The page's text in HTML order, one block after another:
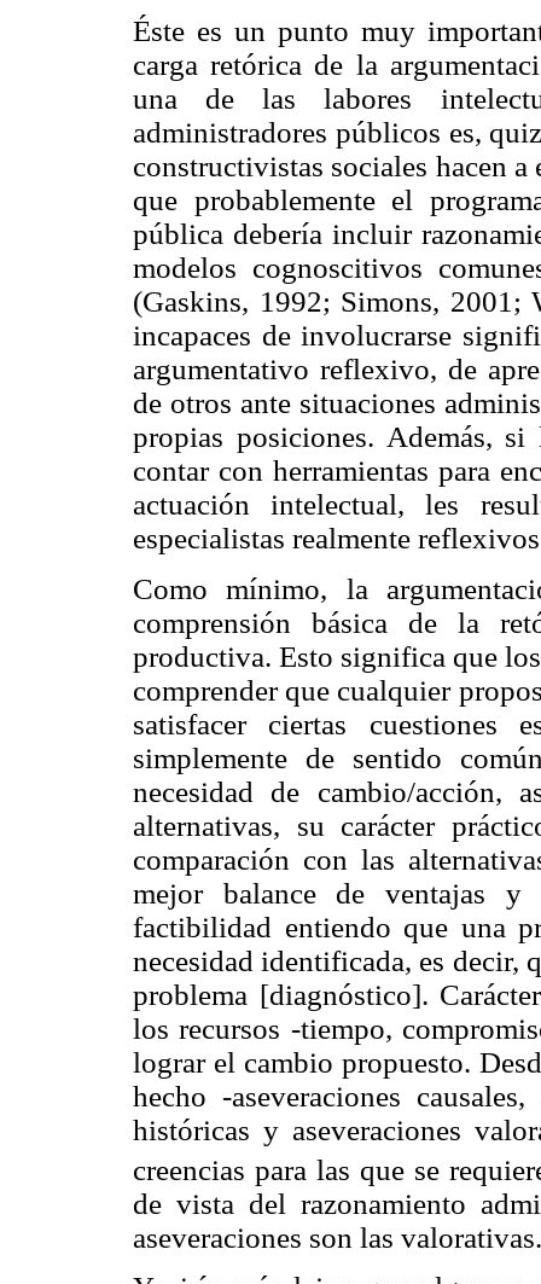
Éste es un punto muy
carga retórica de la
una de las labores
administradores públicos es,
constructivistas sociales hacen
que probablemente el
pública debería incluir
modelos cognoscitivos
(Gaskins, 1992; Simons, 2001;
incapaces de involucrarse
argumentativo reflexivo, de
de otros ante situaciones
propias posiciones. Además,
contar con herramientas para
actuación intelectual, les
especialistas realmente
Como mínimo, la
comprensión básica de la
productiva. Esto significa que
comprender que cualquier
satisfacer ciertas cuestiones
simplemente de sentido
necesidad de cambio/acción,
alternativas, su carácter
comparación con las
mejor balance de ventajas y
factibilidad entiendo que una
necesidad identificada, es decir,
problema [diagnóstico].
los recursos -tiempo,
lograr el cambio propuesto.
hecho -aseveraciones
históricas y aseveraciones
creencias para las que se
de vista del razonamiento
aseveraciones son las valorativas.